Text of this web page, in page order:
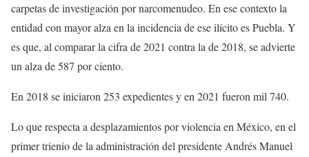
carpetas de investigación por narcomenudeo. En ese contexto la
entidad con mayor alza en la incidencia de ese ilícito es Puebla. Y
es que, al comparar la cifra de 2021 contra la de 2018, se advierte
un alza de 587 por ciento.
En 2018 se iniciaron 253 expedientes y en 2021 fueron mil 740.
Lo que respecta a desplazamientos por violencia en México, en el
primer trienio de la administración del presidente Andrés Manuel